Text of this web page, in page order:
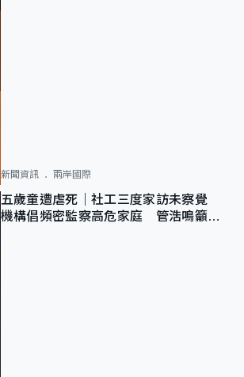
新聞資訊 兩岸國際
五歲童遭虐死｜社工三度家訪未察覺
機構倡頻密監察高危家庭 管浩鳴籲加